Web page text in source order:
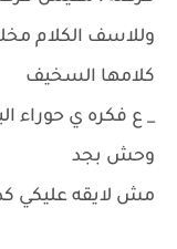
وللاسف الكلام
كلامها السخيف
_ ع فكره ي حوراء
وحش بجد
مش لايقه عليكي